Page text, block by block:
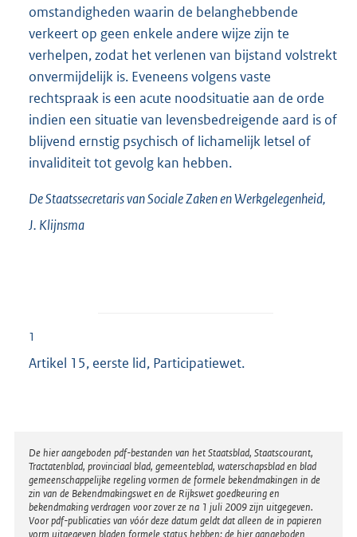
omstandigheden waarin de belanghebbende
verkeert op geen enkele andere wijze zijn te
verhelpen, zodat het verlenen van bijstand volstrekt
onvermijdelijk is. Eveneens volgens vaste
rechtspraak is een acute noodsituatie aan de orde
indien een situatie van levensbedreigende aard is of
blijvend ernstig psychisch of lichamelijk letsel of
invaliditeit tot gevolg kan hebben.
De Staatssecretaris van Sociale Zaken en Werkgelegenheid,
J. Klijnsma
1
Artikel 15, eerste lid, Participatiewet.
Disclaimer
De hier aangeboden pdf-bestanden van het Staatsblad, Staatscourant,
Tractatenblad, provinciaal blad, gemeenteblad, waterschapsblad en blad
gemeenschappelijke regeling vormen de formele bekendmakingen in de
zin van de Bekendmakingswet en de Rijkswet goedkeuring en
bekendmaking verdragen voor zover ze na 1 juli 2009 zijn uitgegeven.
Voor pdf-publicaties van vóór deze datum geldt dat alleen de in papieren
vorm uitgegeven bladen formele status hebben; de hier aangeboden